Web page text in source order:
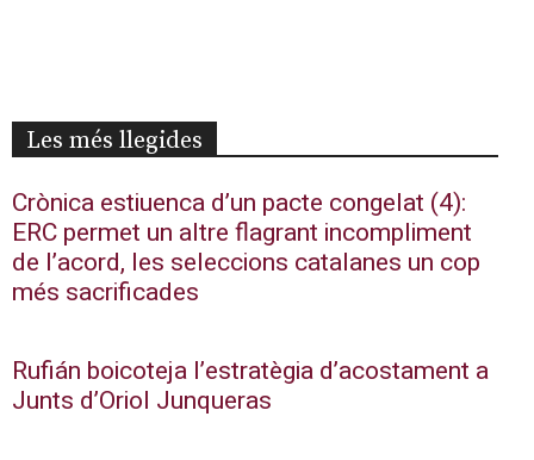
Les més llegides
Crònica estiuenca d’un pacte congelat (4):
ERC permet un altre flagrant incompliment
de l’acord, les seleccions catalanes un cop
més sacrificades
Rufián boicoteja l’estratègia d’acostament a
Junts d’Oriol Junqueras